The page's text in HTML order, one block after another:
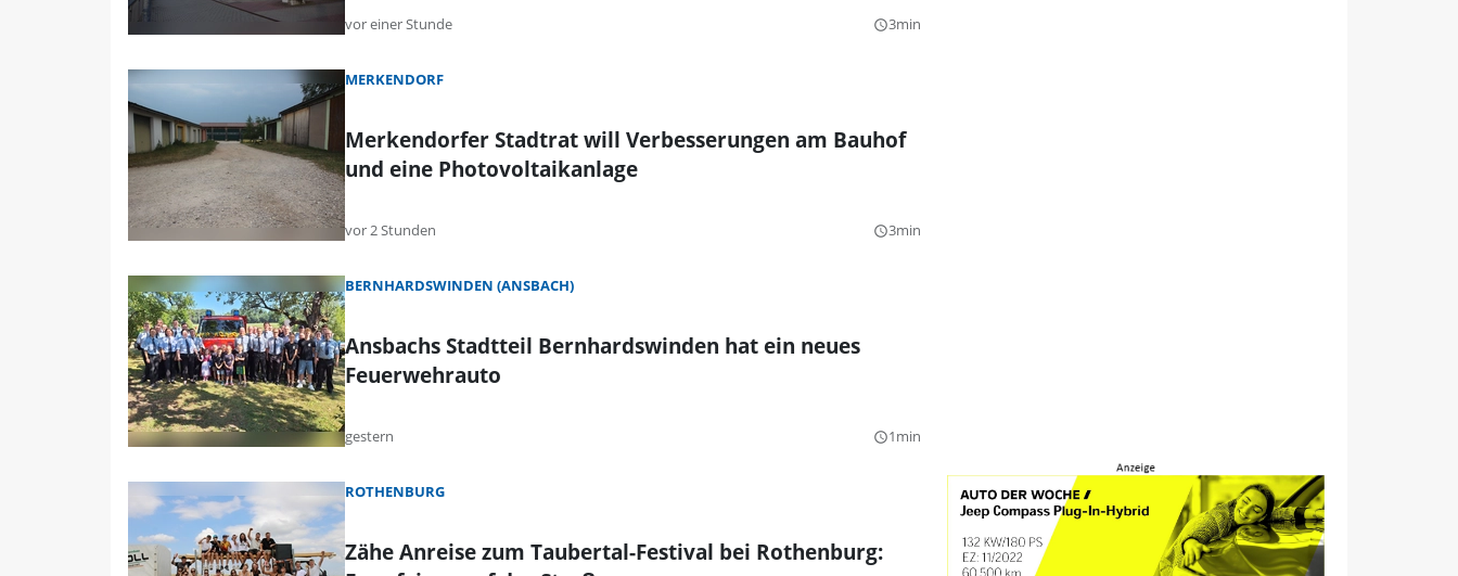
vor einer Stunde query_builder3min
MERKENDORF
Merkendorfer Stadtrat will Verbesserungen am Bauhof
und eine Photovoltaikanlage
vor 2 Stunden query_builder3min
BERNHARDSWINDEN (ANSBACH)
Ansbachs Stadtteil Bernhardswinden hat ein neues
Feuerwehrauto
gestern query_builder1min
ROTHENBURG
Zähe Anreise zum Taubertal-Festival bei Rothenburg: